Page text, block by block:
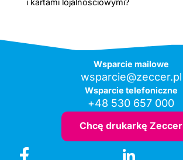
i kartami lojalnościowymi?
Wsparcie mailowe
wsparcie@zeccer.pl
Wsparcie telefoniczne
+48 530 657 000
Chcę drukarkę Zeccer